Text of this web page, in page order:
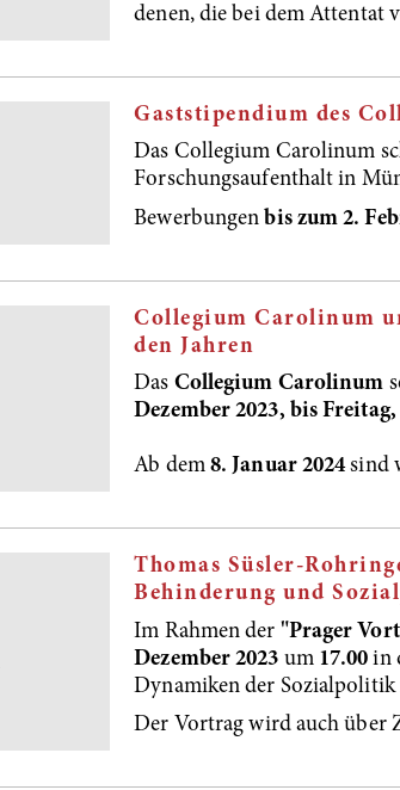
denen, die bei dem Attentat
Gaststipendium des
Das Collegium Carolinum
Forschungsaufenthalt in
Bewerbungen bis zum 2.
Collegium Carolinum
den Jahren
Das Collegium Carolinum
Dezember 2023, bis
Ab dem 8. Januar 2024sind
Thomas Süsler-
Behinderung und
Im Rahmen der "Prager
Dezember 2023 um 17.00in
Dynamiken der Sozialpolitik
Der Vortrag wird auch über